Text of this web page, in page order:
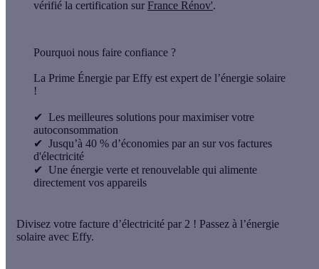
vérifié la certification sur France Rénov'.
Pourquoi nous faire confiance ?
La Prime Énergie par Effy est expert de l’énergie solaire
!
✔ Les meilleures solutions pour maximiser votre
autoconsommation
✔ Jusqu’à 40 % d’économies par an sur vos factures
d'électricité
✔ Une énergie verte et renouvelable qui alimente
directement vos appareils
Divisez votre facture d’électricité par 2 ! Passez à l’énergie
solaire avec Effy.